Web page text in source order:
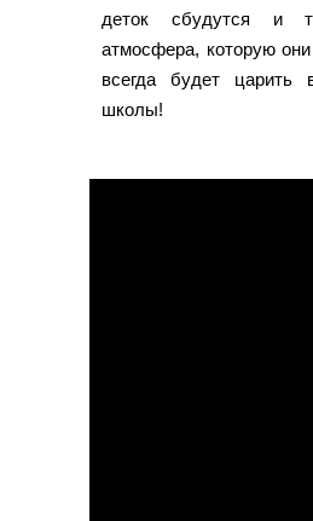
деток сбудутся и
атмосфера, которую
всегда будет царить
школы!